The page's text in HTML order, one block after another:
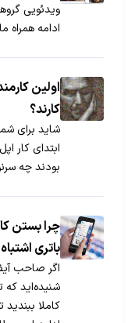
ادامه همراه
اولین
کارند؟
ابتدای کار
بودند چه
باتری
اگر صاحب
شنیده‌اید که
کاملا